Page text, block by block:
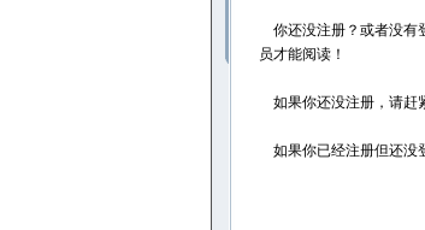
你还没注册？或者没有
员才能阅读！
如果你还没注册，请赶
如果你已经注册但还没